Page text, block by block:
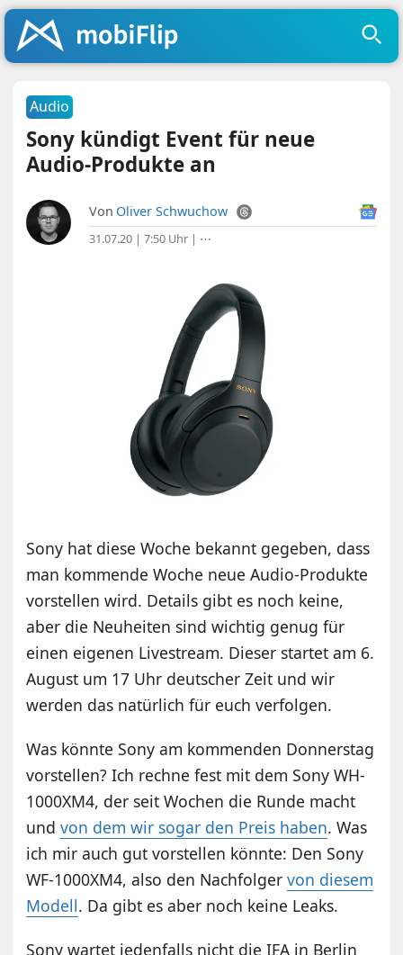
Audio
Sony kündigt Event für neue
Audio-Produkte an
Von Oliver Schwuchow
31.07.20 | 7:50 Uhr | ⋯
Sony hat diese Woche bekannt gegeben, dass
man kommende Woche neue Audio-Produkte
vorstellen wird. Details gibt es noch keine,
aber die Neuheiten sind wichtig genug für
einen eigenen Livestream. Dieser startet am 6.
August um 17 Uhr deutscher Zeit und wir
werden das natürlich für euch verfolgen.
Was könnte Sony am kommenden Donnerstag
vorstellen? Ich rechne fest mit dem Sony WH-
1000XM4, der seit Wochen die Runde macht
undvon dem wir sogar den Preis haben. Was
ich mir auch gut vorstellen könnte: Den Sony
WF-1000XM4, also den Nachfolgervon diesem
Modell. Da gibt es aber noch keine Leaks.
Sony wartet jedenfalls nicht die IFA in Berlin